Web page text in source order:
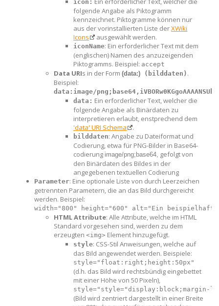
icon:
folgende Angabe als Piktogramm
kennzeichnet. Piktogramme können nur
aus der vorinstallierten Liste derXWiki
Icons
ausgewählt werden.
iconName: Ein erforderlicher Text mit dem
(englischen) Namen des anzuzeigenden
Piktogramms. Beispiel: accept
Data URIs in der Form (data:) (bilddaten) .
Beispiel:
data:image/
data: Ein erforderlicher Text, welcher die
folgende Angabe als Binärdaten zu
interpretieren erlaubt, enstprechend dem
'data' URI Schema
.
bilddaten: Angabe zu Dateiformat und
Codierung, etwa für PNG-Bilder in Base64-
codierung image/png;base64, gefolgt von
den Binärdaten des Bildes in der
angegebenen textuellen Codierung
Parameter: Eine optionale Liste von durch Leerzeichen
getrennten Parametern, die an das Bild durchgereicht
werden. Beispiel:
width="800" height="600" alt="Ein
HTML Attribute: Alle Attribute, welche im HTML
Standard vorgesehen sind, werden zu dem
erzeugten <img> Element hinzugefügt.
style: CSS-Stil Anweisungen, welche auf
das Bild angewendet werden. Beispiele:
style="float:right;height:50px"
(d.h. das Bild wird rechtsbündig eingebettet
mit einer Höhe von 50 Pixeln),
style="style="display:block;margin-
(Bild wird zentriert dargestellt in einer Breite